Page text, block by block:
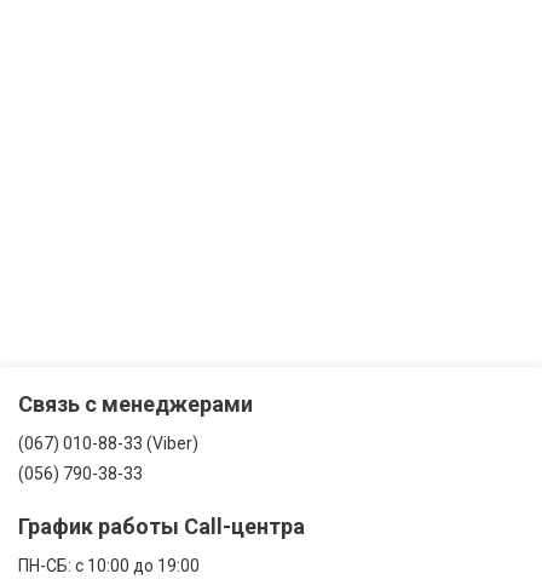
Связь с менеджерами
(067) 010-88-33 (Viber)
(056) 790-38-33
График работы Call-центра
ПН-CБ: с 10:00 до 19:00